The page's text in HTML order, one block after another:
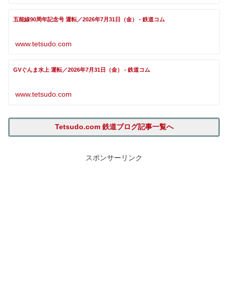
五能線90周年記念号 運転／2026年7月31日（金） - 鉄道コム
www.tetsudo.com
GVぐんま水上 運転／2026年7月31日（金） - 鉄道コム
www.tetsudo.com
Tetsudo.com 鉄道ブログ記事一覧へ
スポンサーリンク